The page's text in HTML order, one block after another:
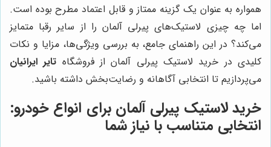
همواره به عنوان یک گزینه ممتاز و قابل اعتماد مطرح بوده است.
اما چه چیزی لاستیک‌های پیرلی آلمان را از سایر رقبا متمایز
می‌کند؟ در این راهنمای جامع، به بررسی ویژگی‌ها، مزایا و نکات
کلیدی در خرید لاستیک پیرلی آلمان از فروشگاه تایر ایرانیان
می‌پردازیم تا انتخابی آگاهانه و رضایت‌بخش داشته باشید.
خرید لاستیک پیرلی آلمان برای انواع خودرو:
انتخابی متناسب با نیاز شما